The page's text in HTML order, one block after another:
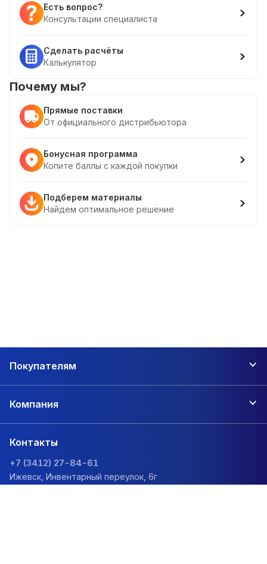
Есть вопрос?
Консультации специалиста
Сделать расчёты
Калькулятор
Почему мы?
Прямые поставки
От официального дистрибьютора
Бонусная программа
Копите баллы с каждой покупки
Подберем материалы
Найдем оптимальное решение
Покупателям
Компания
Контакты
+7 (3412) 27-84-61
Ижевск, Инвентарный переулок, 6г